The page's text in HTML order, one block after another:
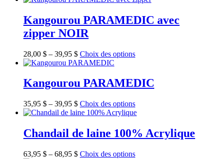
Kangourou PARAMEDIC avec
zipper NOIR
28,00 $ – 39,95 $ Choix des options
Kangourou PARAMEDIC
35,95 $ – 39,95 $ Choix des options
Chandail de laine 100% Acrylique
63,95 $ – 68,95 $ Choix des options